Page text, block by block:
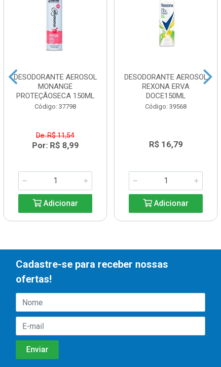
DESODORANTE AEROSOL
MONANGE
PROTEÇÃOSECA 150ML
Código: 37798
De: R$ 11,54
Por: R$ 8,99
Adicionar
DESODORANTE AEROSOL
REXONA ERVA
DOCE150ML
Código: 39568
R$ 16,79
Adicionar
Cadastre-se para receber nossas
ofertas!